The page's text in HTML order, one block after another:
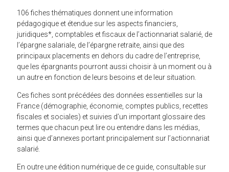
106 fiches thématiques donnent une information
pédagogique et étendue sur les aspects financiers,
juridiques*, comptables et fiscaux de l’actionnariat salarié, de
l’épargne salariale, de l’épargne retraite, ainsi que des
principaux placements en dehors du cadre de l’entreprise,
que les épargnants pourront aussi choisir à un moment ou à
un autre en fonction de leurs besoins et de leur situation.
Ces fiches sont précédées des données essentielles sur la
France (démographie, économie, comptes publics, recettes
fiscales et sociales) et suivies d’un important glossaire des
termes que chacun peut lire ou entendre dans les médias,
ainsi que d’annexes portant principalement sur l’actionnariat
salarié.
En outre une édition numérique de ce guide, consultable sur